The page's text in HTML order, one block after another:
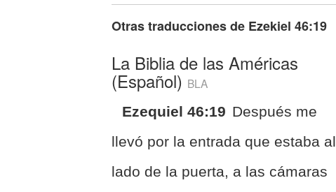
Otras traducciones de Ezekiel 46:19
La Biblia de las Américas
(Español) BLA
Ezequiel 46:19 Después me
llevó por la entrada que estaba al
lado de la puerta, a las cámaras